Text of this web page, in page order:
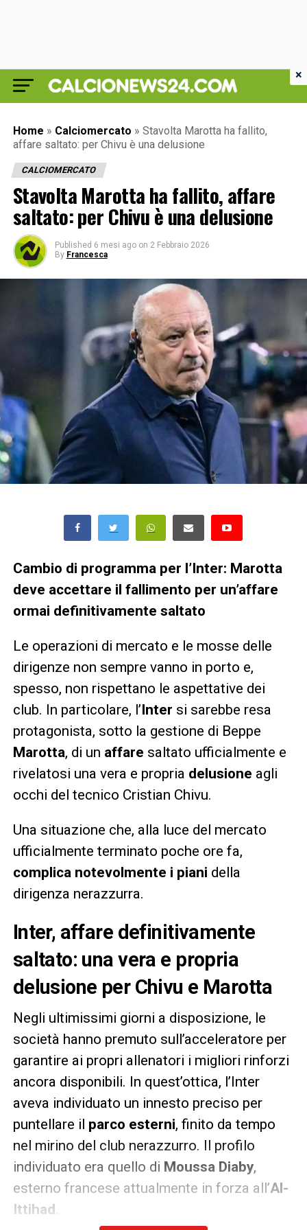
Home » Calciomercato » Stavolta Marotta ha fallito,
affare saltato: per Chivu è una delusione
CALCIOMERCATO
Stavolta Marotta ha fallito, affare
saltato: per Chivu è una delusione
Published 6 mesi ago on 2 Febbraio 2026
By Francesca
Cambio di programma per l’Inter: Marotta
deve accettare il fallimento per un’affare
ormai definitivamente saltato
Le operazioni di mercato e le mosse delle
dirigenze non sempre vanno in porto e,
spesso, non rispettano le aspettative dei
club. In particolare, l’ Inter si sarebbe resa
protagonista, sotto la gestione di Beppe
Marotta, di un affare saltato ufficialmente e
rivelatosi una vera e propria delusione agli
occhi del tecnico Cristian Chivu.
Una situazione che, alla luce del mercato
ufficialmente terminato poche ore fa,
complica notevolmente i piani della
dirigenza nerazzurra.
Inter, affare definitivamente
saltato: una vera e propria
delusione per Chivu e Marotta
Negli ultimissimi giorni a disposizione, le
società hanno premuto sull’acceleratore per
garantire ai propri allenatori i migliori rinforzi
ancora disponibili. In quest’ottica, l’Inter
aveva individuato un innesto preciso per
puntellare il parco esterni, finito da tempo
nel mirino del club nerazzurro. Il profilo
individuato era quello di Moussa Diaby,
esterno francese attualmente in forza all’Al-
Ittihad.
×